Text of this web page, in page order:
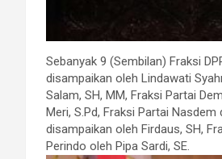
Sebanyak 9 (Sembilan) Fraksi
disampaikan oleh Lindawati
Salam, SH, MM, Fraksi Partai
Meri, S.Pd, Fraksi Partai
disampaikan oleh Firdaus, SH,
Perindo oleh Pipa Sardi, SE.